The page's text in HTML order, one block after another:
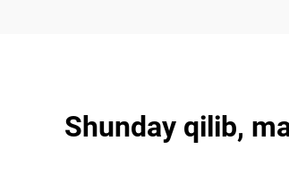
Shunday qilib,